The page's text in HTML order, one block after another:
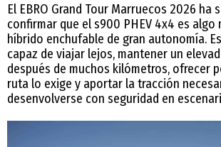
El EBRO Grand Tour Marruecos 2026 ha
confirmar que el s900 PHEV 4x4 es algo
híbrido enchufable de gran autonomía.
capaz de viajar lejos, mantener un
después de muchos kilómetros, ofrecer
ruta lo exige y aportar la tracción
desenvolverse con seguridad en